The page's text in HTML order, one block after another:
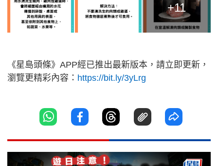
+11
《星島頭條》APP經已推出最新版本，請立即更新，
瀏覽更精彩內容： https://bit.ly/3yLrg